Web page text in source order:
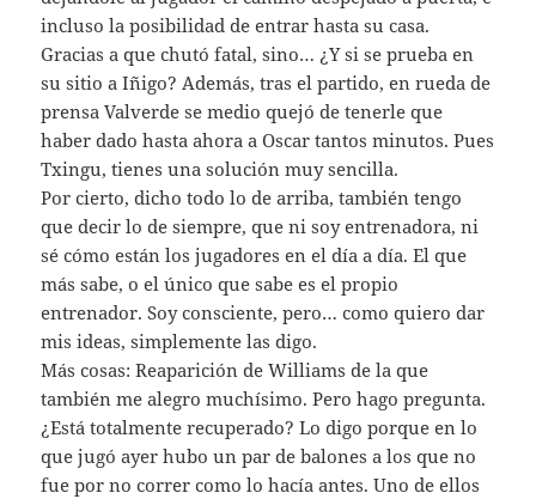
incluso la posibilidad de entrar hasta su casa.
Gracias a que chutó fatal, sino… ¿Y si se prueba en
su sitio a Iñigo? Además, tras el partido, en rueda de
prensa Valverde se medio quejó de tenerle que
haber dado hasta ahora a Oscar tantos minutos. Pues
Txingu, tienes una solución muy sencilla.
Por cierto, dicho todo lo de arriba, también tengo
que decir lo de siempre, que ni soy entrenadora, ni
sé cómo están los jugadores en el día a día. El que
más sabe, o el único que sabe es el propio
entrenador. Soy consciente, pero… como quiero dar
mis ideas, simplemente las digo.
Más cosas: Reaparición de Williams de la que
también me alegro muchísimo. Pero hago pregunta.
¿Está totalmente recuperado? Lo digo porque en lo
que jugó ayer hubo un par de balones a los que no
fue por no correr como lo hacía antes. Uno de ellos